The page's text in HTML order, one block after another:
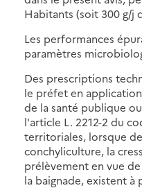
Habitants (soit 300 g/j
Les performances
paramètres
Des prescriptions
le préfet en
de la santé publique
l'article L. 2212-2 du
territoriales, lorsque
conchyliculture, la
prélèvement en vue
la baignade, existent